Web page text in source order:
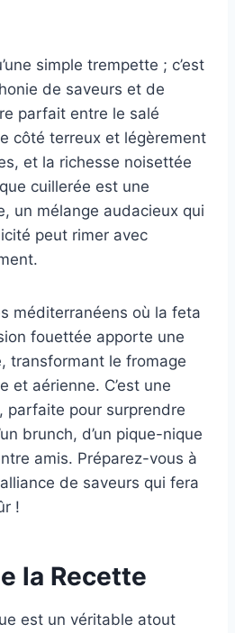
simple trempette ; c’est
de saveurs et de
parfait entre le salé
côté terreux et légèrement
et la richesse noisettée
cuillerée est une
un mélange audacieux qui
peut rimer avec
méditerranéens où la feta
fouettée apporte une
transformant le fromage
et aérienne. C’est une
parfaite pour surprendre
brunch, d’un pique-nique
amis. Préparez-vous à
de saveurs qui fera
!
la Recette
est un véritable atout